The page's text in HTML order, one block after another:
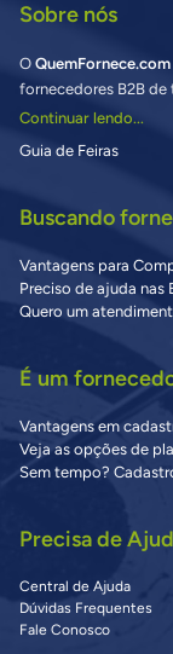
Sobre nós
O QuemFornece.com
fornecedores B2B de
Continuar lendo...
Guia de Feiras
Buscando
Vantagens para
Preciso de ajuda nas
Quero um
É um
Vantagens em
Veja as opções de
Sem tempo?
Precisa de
Central de Ajuda
Dúvidas Frequentes
Fale Conosco